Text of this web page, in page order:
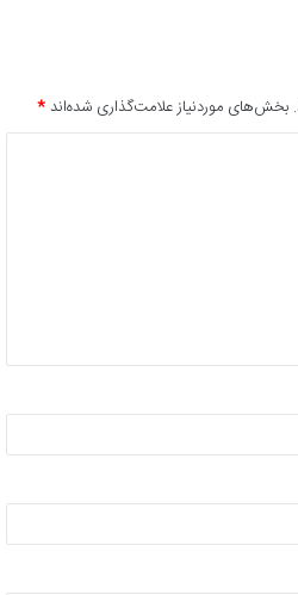
بخش‌های موردنیاز علامت‌گذاری شده‌اند*